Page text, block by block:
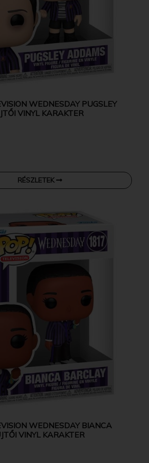
WEDNESDAY PUGSLEY
VINYL KARAKTER
RÉSZLETEK
WEDNESDAY BIANCA
VINYL KARAKTER